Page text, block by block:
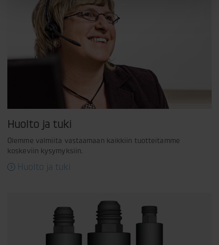
Huolto ja tuki
Olemme valmiita vastaamaan kaikkiin tuotteitamme
koskeviin kysymyksiin.
Huolto ja tuki